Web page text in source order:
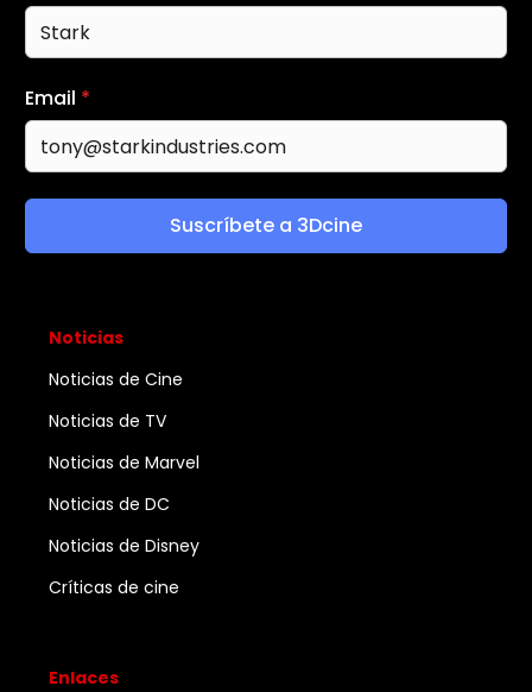
Email *
Suscríbete a 3Dcine
Noticias
Noticias de Cine
Noticias de TV
Noticias de Marvel
Noticias de DC
Noticias de Disney
Críticas de cine
Enlaces